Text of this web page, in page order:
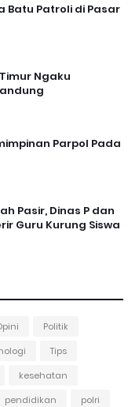
Batu Patroli di Pasar
Ngaku
Parpol Pada
Pasir, Dinas P dan
Guru Kurung Siswa
Politik
Tips
kesehatan
pendidikan
polri